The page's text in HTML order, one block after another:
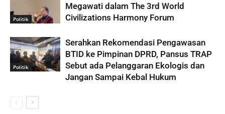
Politik
Megawati dalam The 3rd World
Civilizations Harmony Forum
Politik
Serahkan Rekomendasi Pengawasan
BTID ke Pimpinan DPRD, Pansus TRAP
Sebut ada Pelanggaran Ekologis dan
Jangan Sampai Kebal Hukum